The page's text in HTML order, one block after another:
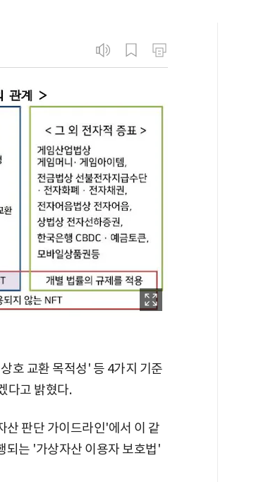
호 교환 목적성' 등 4가지 기준
다고 밝혔다.
판단 가이드라인'에서 이 같
되는 '가상자산 이용자 보호법'